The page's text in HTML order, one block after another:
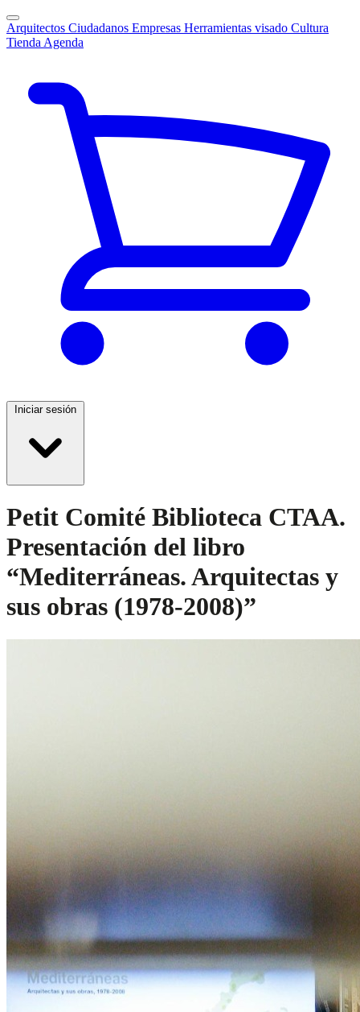
Arquitectos Ciudadanos Empresas Herramientas visado Cultura
Tienda Agenda
Iniciar sesión
Petit Comité Biblioteca CTAA.
Presentación del libro
“Mediterráneas. Arquitectas y
sus obras (1978-2008)”